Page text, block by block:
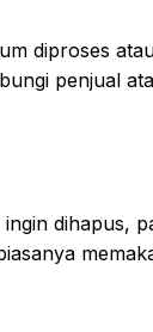
diproses
penjual
dihapus,